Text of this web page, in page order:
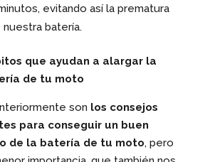
evitando así la prematura
batería.
que ayudan a alargar la
de tu moto
son los consejos
para conseguir un buen
de la batería de tu moto, pero